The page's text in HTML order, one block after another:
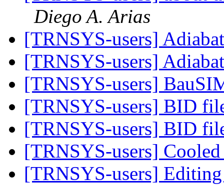
Diego A. Arias
[TRNSYS-users]
[TRNSYS-users]
[TRNSYS-users]
[TRNSYS-users] BID
[TRNSYS-users] BID
[TRNSYS-users]
[TRNSYS-users]